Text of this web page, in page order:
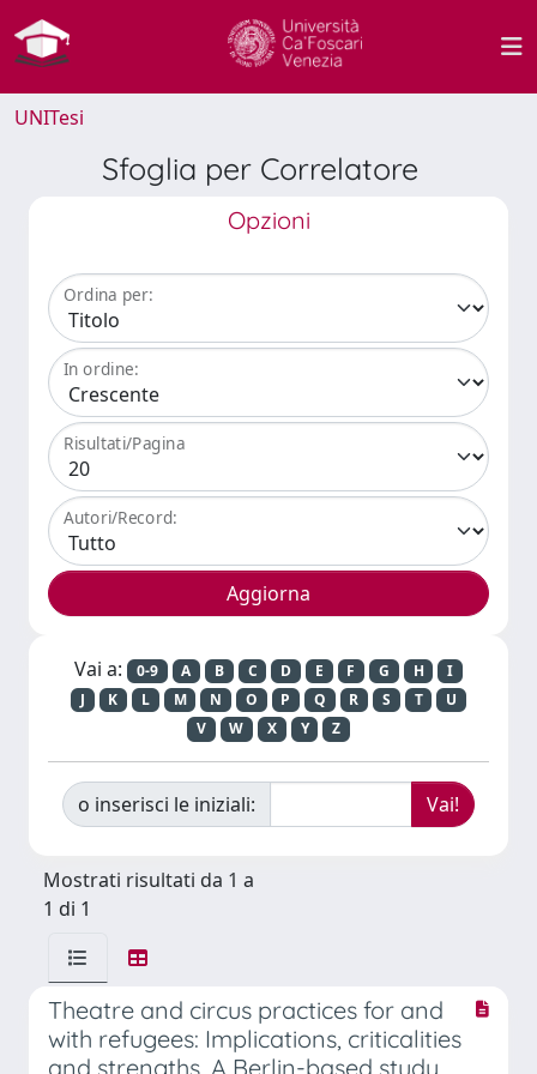
UNITesi
Sfoglia per Correlatore
Opzioni
Ordina per:
In ordine:
Risultati/Pagina
Autori/Record:
Vai a: 0-9 A B C D E F G H
I
J
K L M N O P Q R S T
U
V
W X Y Z
o inserisci le iniziali:
Mostrati risultati da 1 a
1 di 1
Theatre and circus practices for and
with refugees: Implications, criticalities
and strengths. A Berlin-based study